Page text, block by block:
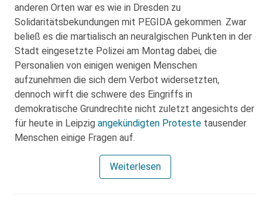
anderen Orten war es wie in Dresden zu
Solidaritätsbekundungen mit PEGIDA gekommen. Zwar
beließ es die martialisch an neuralgischen Punkten in der
Stadt eingesetzte Polizei am Montag dabei, die
Personalien von einigen wenigen Menschen
aufzunehmen die sich dem Verbot widersetzten,
dennoch wirft die schwere des Eingriffs in
demokratische Grundrechte nicht zuletzt angesichts der
für heute in Leipzig angekündigten Proteste tausender
Menschen einige Fragen auf.
Weiterlesen